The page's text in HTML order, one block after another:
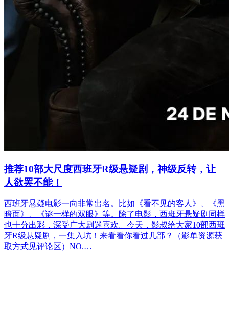
推荐10部大尺度西班牙R级悬疑剧，神级反转，让
人欲罢不能！
西班牙悬疑电影一向非常出名。比如《看不见的客人》、《黑
暗面》、《谜一样的双眼》等。除了电影，西班牙悬疑剧同样
也十分出彩，深受广大剧迷喜欢。今天，影叔给大家10部西班
牙R级悬疑剧，一集入坑！来看看你看过几部？（影单资源获
取方式见评论区）NO.…